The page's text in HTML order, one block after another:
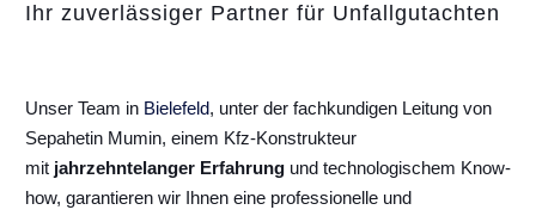
Ihr zuverlässiger Partner für Unfallgutachten
Unser Team in Bielefeld, unter der fachkundigen Leitung von
Sepahetin Mumin, einem Kfz-Konstrukteur
mit jahrzehntelanger Erfahrung und technologischem Know-
how, garantieren wir Ihnen eine professionelle und